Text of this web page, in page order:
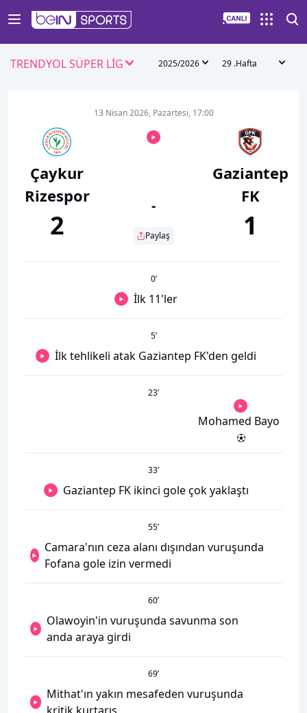
TRENDYOL SÜPER LİG 2025/2026 29 .Hafta
Çaykur
Rizespor
2
13 Nisan 2026, Pazartesi, 17:00
-
Paylaş
Gaziantep
FK
1
0’
İlk 11'ler
5’
İlk tehlikeli atak Gaziantep FK'den geldi
23’
Mohamed Bayo
33’
Gaziantep FK ikinci gole çok yaklaştı
55’
Camara'nın ceza alanı dışından vuruşunda
Fofana gole izin vermedi
60’
Olawoyin'in vuruşunda savunma son
anda araya girdi
69’
Mithat'ın yakın mesafeden vuruşunda